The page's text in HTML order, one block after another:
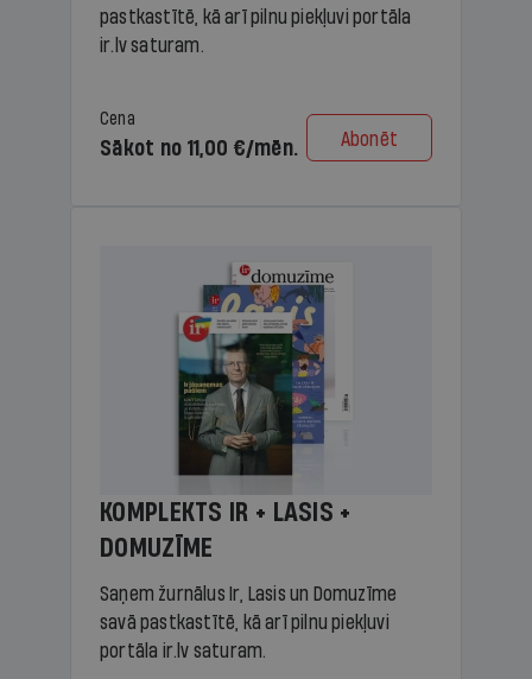
pastkastītē, kā arī pilnu piekļuvi portāla
ir.lv saturam.
Cena
Sākot no 11,00 €/mēn. Abonēt
KOMPLEKTS IR + LASIS +
DOMUZĪME
Saņem žurnālus Ir, Lasis un Domuzīme
savā pastkastītē, kā arī pilnu piekļuvi
portāla ir.lv saturam.